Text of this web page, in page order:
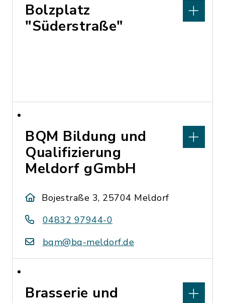
Bolzplatz
"Süderstraße"
BQM Bildung und
Qualifizierung
Meldorf gGmbH
Bojestraße 3, 25704 Meldorf
04832 97944-0
bqm@bq-meldorf.de
Brasserie und